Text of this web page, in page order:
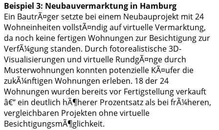
Beispiel 3: Neubauvermarktung in Hamburg
Ein BautrÃ¤ger setzte bei einem Neubauprojekt mit 24
Wohneinheiten vollstÃ¤ndig auf virtuelle Vermarktung,
da noch keine fertigen Wohnungen zur Besichtigung zur
VerfÃ¼gung standen. Durch fotorealistische 3D-
Visualisierungen und virtuelle RundgÃ¤nge durch
Musterwohnungen konnten potenzielle KÃ¤ufer die
zukÃ¼nftigen Wohnungen erleben. 18 der 24
Wohnungen wurden bereits vor Fertigstellung verkauft
â€“ ein deutlich hÃ¶herer Prozentsatz als bei frÃ¼heren,
vergleichbaren Projekten ohne virtuelle
BesichtigungsmÃ¶glichkeit.